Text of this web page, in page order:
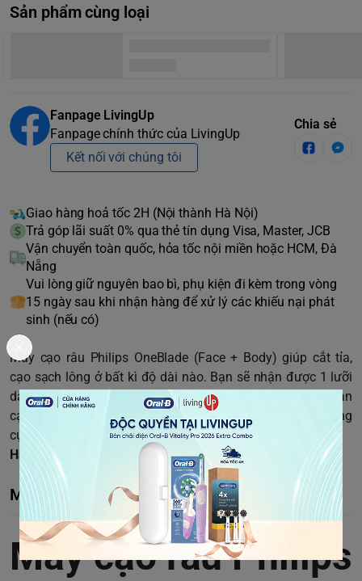
Sản phẩm cùng loại
Fanpage LivingUp
Fanpage chính thức của LivingUp
Kết nối với chúng tôi
Chia sẻ
Giao hàng hoả tốc 2H (Nội thành Hà Nội)
Trả góp lãi suất 0% qua thẻ tín dụng Visa, Master, JCB
Vận chuyển toàn quốc, hỏa tốc nội miền hoặc HCM, Đà
Nẵng
Vui lòng giữ nguyên bao bì, phụ kiện đi kèm trong vòng
15 ngày sau khi nhận hàng để xử lý các khiếu nại phát
sinh (nếu có)
Máy cạo râu Philips OneBlade (Face + Body) giúp cắt tỉa,
cạo sạch lông ở bất kì độ dài nào. Bạn sẽ nhận được 1 lưỡi
dao để cạo lông trên vùng mặt và 1 thanh bảo vệ da khi bạn
cạo lông trên cơ thể. Hãy quên đi việc sử dụng nhiều công
cụ vì OneBlade có thể làm tất cả.
Hàng chính hãng + Bảo hành 12 tháng
Mô tả chi tiết
Máy cạo râu Philips